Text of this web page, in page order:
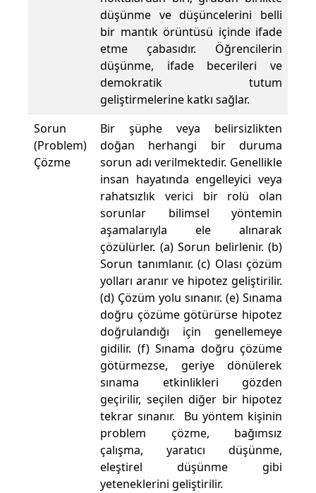
düşünme ve düşüncelerini belli
bir mantık örüntüsü içinde ifade
etme çabasıdır. Öğrencilerin
düşünme, ifade becerileri ve
demokratik tutum
geliştirmelerine katkı sağlar.
Sorun
(Problem)
Çözme
Bir şüphe veya belirsizlikten
doğan herhangi bir duruma
sorun adı verilmektedir. Genellikle
insan hayatında engelleyici veya
rahatsızlık verici bir rolü olan
sorunlar bilimsel yöntemin
aşamalarıyla ele alınarak
çözülürler. (a) Sorun belirlenir. (b)
Sorun tanımlanır. (c) Olası çözüm
yolları aranır ve hipotez geliştirilir.
(d) Çözüm yolu sınanır. (e) Sınama
doğru çözüme götürürse hipotez
doğrulandığı için genellemeye
gidilir. (f) Sınama doğru çözüme
götürmezse, geriye dönülerek
sınama etkinlikleri gözden
geçirilir, seçilen diğer bir hipotez
tekrar sınanır. Bu yöntem kişinin
problem çözme, bağımsız
çalışma, yaratıcı düşünme,
eleştirel düşünme gibi
yeteneklerini geliştirilir.